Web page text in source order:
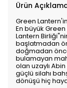
Ürün
Green
En büyük
Lantern
başlatmadan
doğmadan
bulamayan
olan uzaylı
güçlü silahı
dönüşü hiç